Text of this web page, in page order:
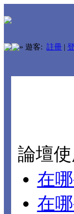
» 遊客: 註冊 |
論壇使
在
在